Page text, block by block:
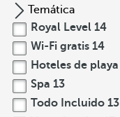
Temática
Royal Level 14
Wi-Fi gratis 14
Hoteles de playa
Spa 13
Todo Incluido 13